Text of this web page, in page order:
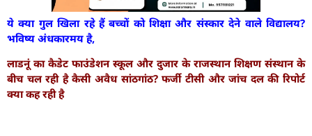
ये क्या गुल खिला रहे हैं बच्चों को शिक्षा और संस्कार देने वाले विद्यालय?
भविष्य अंधकारमय है,
लाडनूं का कैडेट फाउंडेशन स्कूल और दुजार के राजस्थान शिक्षण संस्थान के
बीच चल रही है कैसी अवैध सांठगांठ? फर्जी टीसी और जांच दल की रिपोर्ट
क्या कह रही है